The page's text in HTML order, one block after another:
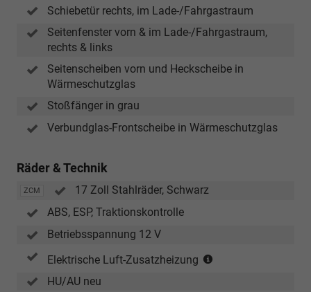
Schiebetür rechts, im Lade-/Fahrgastraum
Seitenfenster vorn & im Lade-/Fahrgastraum,
rechts & links
Seitenscheiben vorn und Heckscheibe in
Wärmeschutzglas
Stoßfänger in grau
Verbundglas-Frontscheibe in Wärmeschutzglas
Räder & Technik
ZCM
17 Zoll Stahlräder, Schwarz
ABS, ESP, Traktionskontrolle
Betriebsspannung 12 V
Elektrische Luft-Zusatzheizung
HU/AU neu